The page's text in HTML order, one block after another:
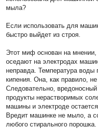
мыла?
Если использовать для
быстро выйдет из строя.
Этот миф основан на
оседают на электродах
неправда. Температура воды
кипения. Она, как правило,
Следовательно,
продукты нерастворимых
машины и электроде
Вредит машинке не мыло, а
любого стирального